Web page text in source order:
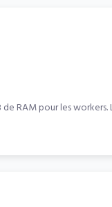
RAM pour les